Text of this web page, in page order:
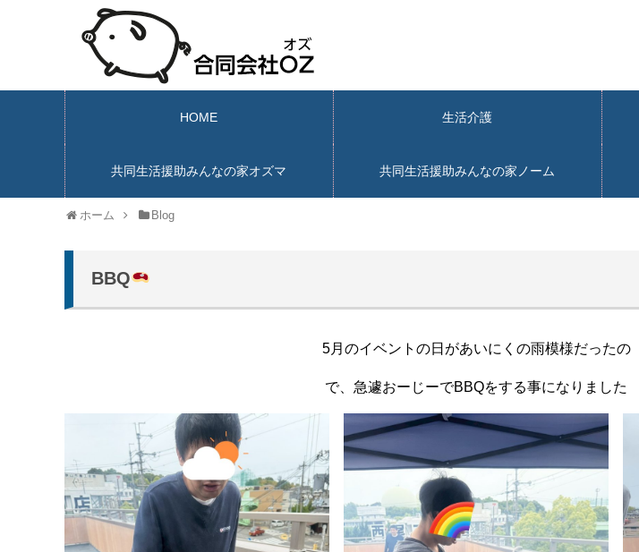
HOME 生活介護
共同生活援助みんなの家オズマ 共同生活援助みんなの家ノーム
ホーム Blog
BBQ
5月のイベントの日があいにくの雨模様だったの
で、急遽おーじーでBBQをする事になりました